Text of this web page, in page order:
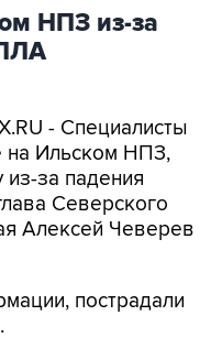
НПЗ из-за
- Специалисты
на Ильском НПЗ,
за падения
Северского
Алексей Чеверев
пострадали